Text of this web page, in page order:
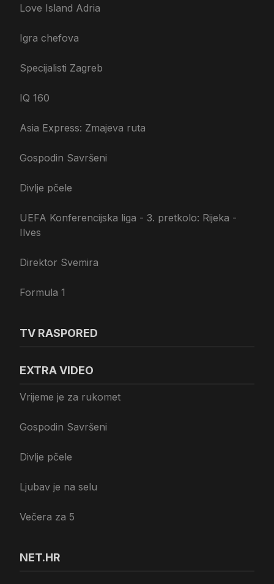
Love Island Adria
Igra chefova
Specijalisti Zagreb
IQ 160
Asia Express: Zmajeva ruta
Gospodin Savršeni
Divlje pčele
UEFA Konferencijska liga - 3. pretkolo: Rijeka -
Ilves
Direktor Svemira
Formula 1
TV RASPORED
EXTRA VIDEO
Vrijeme je za rukomet
Gospodin Savršeni
Divlje pčele
Ljubav je na selu
Večera za 5
NET.HR